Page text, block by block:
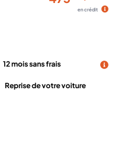
en crédit
12 mois sans frais
Reprise de votre voiture